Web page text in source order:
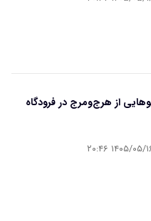
از هرج‌ومرج در فرودگاه
۰۵/۱۶ ۲۰:۴۶